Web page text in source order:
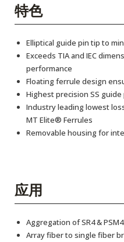
特色
Elliptical guide pin tip to
Exceeds TIA and IEC
performance
Floating ferrule design
Highest precision SS guide
Industry leading lowest
MT Elite® Ferrules
Removable housing for
应用
Aggregation of SR4 &
Array fiber to single fiber